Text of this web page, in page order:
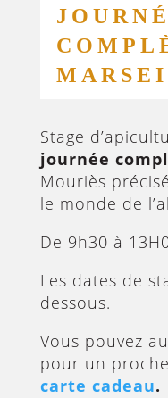
Stage
journée
Mouriès
le monde de
De 9h30 à
Les dates de
dessous.
Vous pouvez
pour un
carte cadeau.